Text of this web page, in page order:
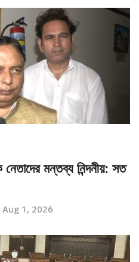
মন্তব্য নিন্দনীয়: সত
Aug 1, 2026